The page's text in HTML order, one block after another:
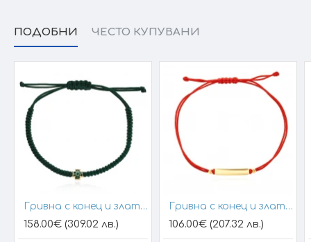
ПОДОБНИ ЧЕСТО КУПУВАНИ
Гривна с конец и златен елемент кръст
158.00€ (309.02 лв.)
Гривна с конец и златна плочка за гравиране
106.00€ (207.32 лв.)